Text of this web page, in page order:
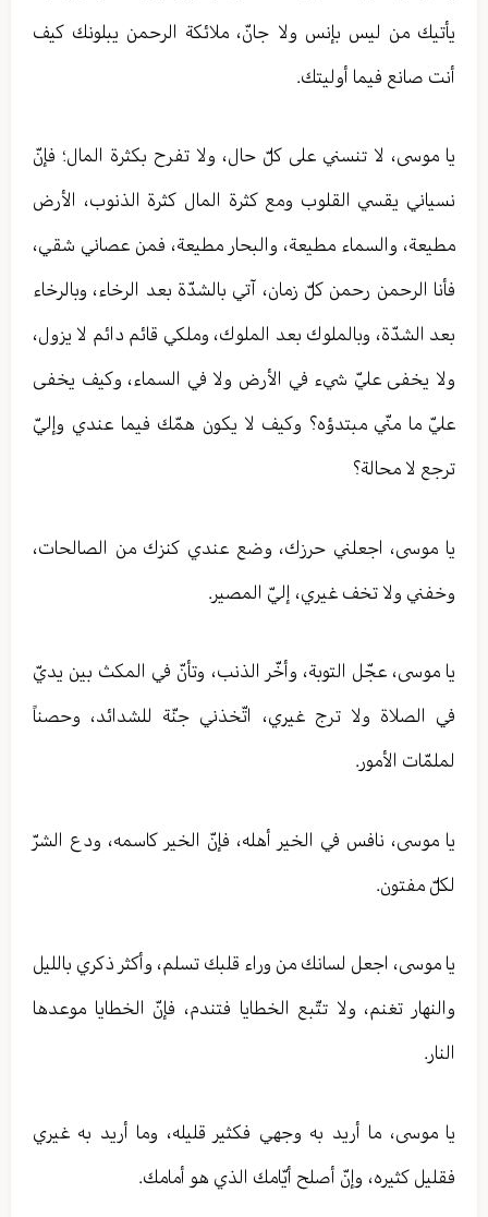
يأتيك من ليس بإنس ولا جانّ، ملائكة الرحمن يبلونك كيف
أنت صانع فيما أوليتك.
يا موسى، لا تنسني على كلّ حال، ولا تفرح بكثرة المال؛ فإنّ
نسياني يقسي القلوب ومع كثرة المال كثرة الذنوب، الأرض
مطيعة، والسماء مطيعة، والبحار مطيعة، فمن عصاني شقي،
فأنا الرحمن رحمن كلّ زمان، آتي بالشدّة بعد الرخاء، وبالرخاء
بعد الشدّة، وبالملوك بعد الملوك، وملكي قائم دائم لا يزول،
ولا يخفى عليّ شيء في الأرض ولا في السماء، وكيف يخفى
عليّ ما منّي مبتدؤه؟ وكيف لا يكون همّك فيما عندي وإليّ
ترجع لا محالة؟
يا موسى، اجعلني حرزك، وضع عندي كنزك من الصالحات،
وخفني ولا تخف غيري، إليّ المصير.
يا موسى، عجّل التوبة، وأخّر الذنب، وتأنّ في المكث بين يديّ
في الصلاة ولا ترج غيري، اتّخذني جنّة للشدائد، وحصناً
لملمّات الأمور.
يا موسى، نافس في الخير أهله، فإنّ الخير كاسمه، ودع الشرّ
لكلّ مفتون.
يا موسى، اجعل لسانك من وراء قلبك تسلم، وأكثر ذكري بالليل
والنهار تغنم، ولا تتّبع الخطايا فتندم، فإنّ الخطايا موعدها
النار.
يا موسى، ما أريد به وجهي فكثير قليله، وما أريد به غيري
فقليل كثيره، وإنّ أصلح أيّامك الذي هو أمامك.